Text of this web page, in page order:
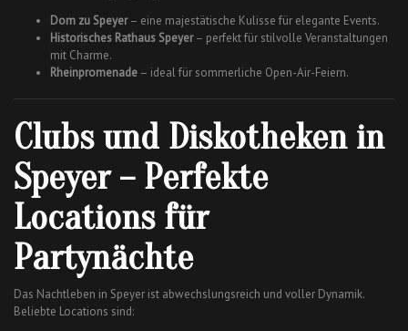
Dom zu Speyer– eine majestätische Kulisse für elegante Events.
Historisches Rathaus Speyer– perfekt für stilvolle Veranstaltungen
mit Charme.
Rheinpromenade – ideal für sommerliche Open-Air-Feiern.
Clubs und Diskotheken in
Speyer – Perfekte
Locations für
Partynächte
Das Nachtleben in Speyer ist abwechslungsreich und voller Dynamik.
Beliebte Locations sind: